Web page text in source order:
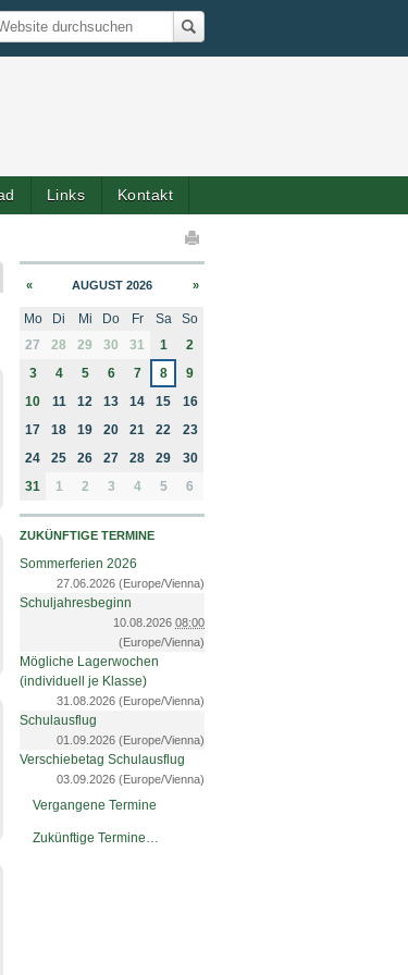
durchsuchen
Links Kontakt
« AUGUST 2026 »
month-8
Mo Di Mi Do Fr Sa
So
27
28 29 30 31 1
2
3
4 5 6 7 8
9
10
11 12 13 14 15
16
17
18 19 20 21 22
23
24
25 26 27 28 29
30
31
1 2 3 4 5 6
ZUKÜNFTIGE TERMINE
Sommerferien 2026
27.06.2026(Europe/Vienna)
Schuljahresbeginn
10.08.202608:00
(Europe/Vienna)
Mögliche Lagerwochen
(individuell je Klasse)
31.08.2026(Europe/Vienna)
Schulausflug
01.09.2026(Europe/Vienna)
Verschiebetag Schulausflug
03.09.2026(Europe/Vienna)
Vergangene Termine
Zukünftige Termine…